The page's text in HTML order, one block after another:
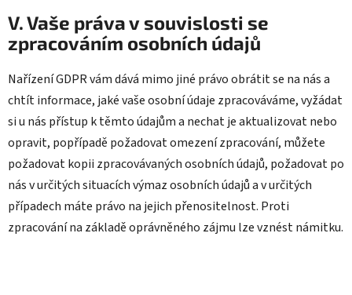
V. Vaše práva v souvislosti se
zpracováním osobních údajů
Nařízení GDPR vám dává mimo jiné právo obrátit se na nás a
chtít informace, jaké vaše osobní údaje zpracováváme, vyžádat
si u nás přístup k těmto údajům a nechat je aktualizovat nebo
opravit, popřípadě požadovat omezení zpracování, můžete
požadovat kopii zpracovávaných osobních údajů, požadovat po
nás v určitých situacích výmaz osobních údajů a v určitých
případech máte právo na jejich přenositelnost. Proti
zpracování na základě oprávněného zájmu lze vznést námitku.